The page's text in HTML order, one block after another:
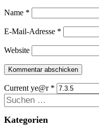
Name *
E-Mail-Adresse *
Website
Current ye@r *
Suchen
Kategorien